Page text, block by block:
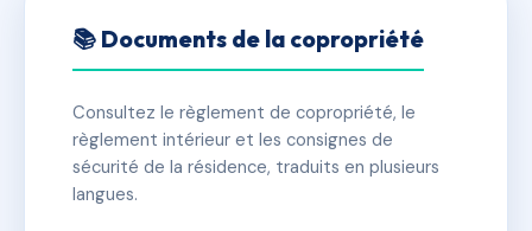
DOMAINE DES STERNES
✓ Immatriculée 🏠 146 lots 🏗 3 bâtiment(s)
📞 Contacter Syndic Digital
📚 Documents de la copropriété
Consultez le règlement de copropriété, le
règlement intérieur et les consignes de
sécurité de la résidence, traduits en plusieurs
langues.